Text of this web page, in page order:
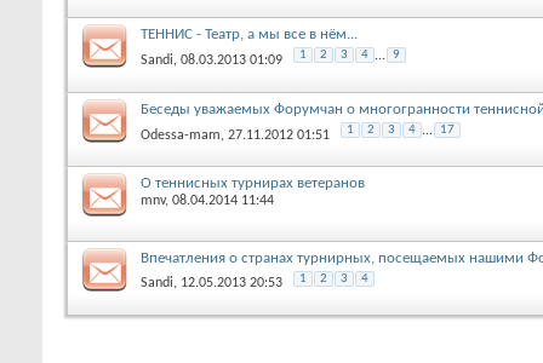
ТЕННИС - Театр, а мы все в нём...
Sandi, 08.03.2013 01:09 1 2 3 4 ... 9
Беседы уважаемых Форумчан о многогранности
Odessa-mam, 27.11.2012 01:51 1 2 3 4 ... 17
О теннисных турнирах ветеранов
mnv, 08.04.2014 11:44
Впечатления о странах турнирных, посещаемых нашими
Sandi, 12.05.2013 20:53 1 2 3 4